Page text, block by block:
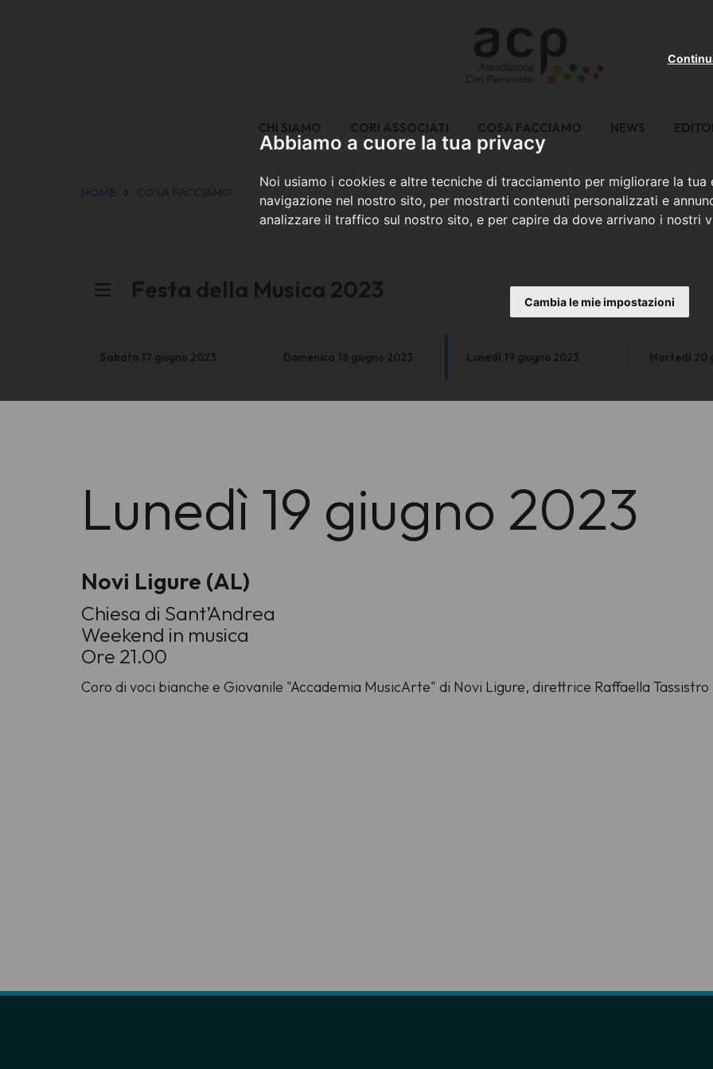
Abbiamo a cuore la tua privacy
Noi usiamo i cookies e altre tecniche di tracciamento per migliorare la tua
navigazione nel nostro sito, per mostrarti contenuti personalizzati e
analizzare il traffico sul nostro sito, e per capire da dove arrivano i nostri
Cambia le mie impostazioni
CHI SIAMO CORI ASSOCIATI COSA FACCIAMO NEWS
HOME COSA FACCIAMO
Festa della Musica 2023
Sabato 17 giugno 2023 Domenica 18 giugno 2023 Lunedì 19 giugno 2023 Martedì 20
Lunedì 19 giugno 2023
Novi Ligure (AL)
Chiesa di Sant’Andrea
Weekend in musica
Ore 21.00
Coro di voci bianche e Giovanile "Accademia MusicArte" di Novi Ligure, direttrice Raffaella Tassistro